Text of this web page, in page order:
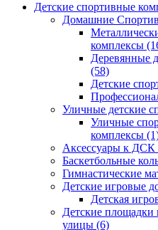
Детские спортивные
Домашние
комплексы
Деревянные
(58)
Детские
Уличные детские
Уличные
комплексы
Аксессуары к ДСК
Баскетбольные
Гимнастические
Детские игровые
Детская
Детские площадки
улицы (6)